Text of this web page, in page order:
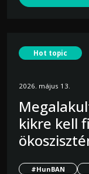
Hot topic
2026. május 13.
kikre kell
#HunBAN